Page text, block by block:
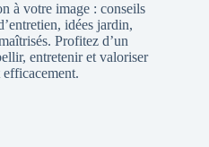
à votre image : conseils
idées jardin,
Profitez d’un
entretenir et valoriser